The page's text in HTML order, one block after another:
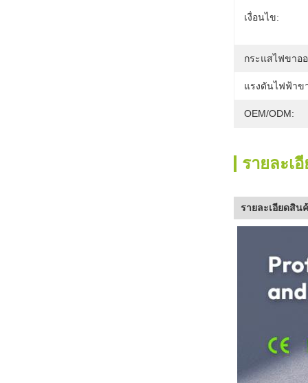
เงื่อนไข:
กระแสไฟขาอ
แรงดันไฟฟ้าข
OEM/ODM:
รายละเ
รายละเอียดสิน